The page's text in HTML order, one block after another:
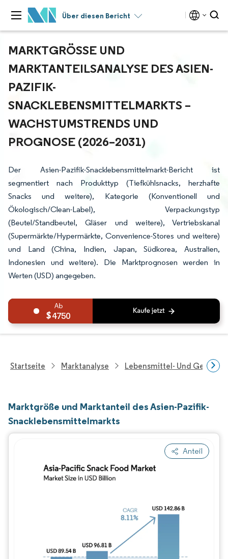
Über diesen Bericht
MARKTGRÖSSE UND M
ARKTANTEILSANALYSE DES ASIEN-P
AZIFIK-S
NACKLEBENSMITTELMARKTS – W
ACHSTUMSTRENDS UND P
ROGNOSE (2026–2031)
Der Asien-Pazifik-Snacklebensmittelmarkt-Bericht ist
segmentiert nach Produkttyp (Tiefkühlsnacks, herzhafte
Snacks und weitere), Kategorie (Konventionell und
Ökologisch/Clean-Label), Verpackungstyp
(Beutel/Standbeutel, Gläser und weitere), Vertriebskanal
(Supermärkte/Hypermärkte, Convenience-Stores und weitere)
und Land (China, Indien, Japan, Südkorea, Australien,
Indonesien und weitere). Die Marktprognosen werden in
Werten (USD) angegeben.
4750
Startseite Marktanalyse Lebensmittel- Und
Marktgröße und Marktanteil des Asien-Pazifik-
Snacklebensmittelmarkts
Anteil